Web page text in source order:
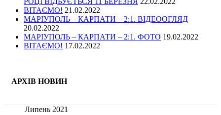
ВІТАЄМО! 21.02.2022
МАРІУПОЛЬ – КАРПАТИ – 2:1. ВІДЕООГЛЯД
20.02.2022
МАРІУПОЛЬ – КАРПАТИ – 2:1. ФОТО 19.02.2022
ВІТАЄМО! 17.02.2022
АРХІВ НОВИН
Липень 2021